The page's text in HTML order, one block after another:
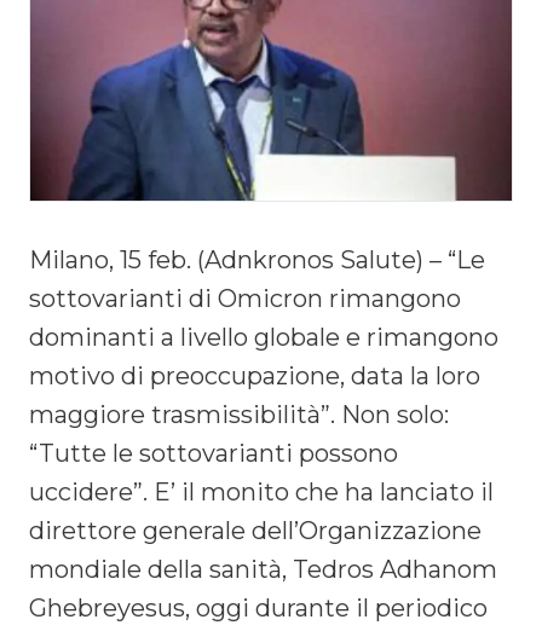
Milano, 15 feb. (Adnkronos Salute) – “Le
sottovarianti di Omicron rimangono
dominanti a livello globale e rimangono
motivo di preoccupazione, data la loro
maggiore trasmissibilità”. Non solo:
“Tutte le sottovarianti possono
uccidere”. E’ il monito che ha lanciato il
direttore generale dell’Organizzazione
mondiale della sanità, Tedros Adhanom
Ghebreyesus, oggi durante il periodico